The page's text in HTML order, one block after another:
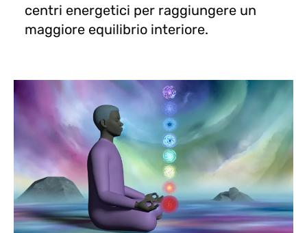
centri energetici per raggiungere un
maggiore equilibrio interiore.